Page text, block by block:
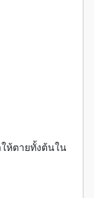
ให้ตายทั้งต้นใน